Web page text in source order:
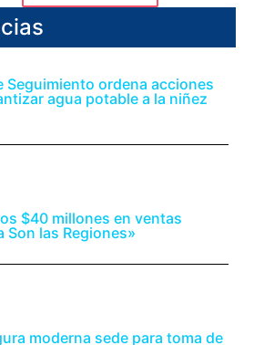
Seguimiento ordena acciones
agua potable a la niñez
$40 millones en ventas
las Regiones»
moderna sede para toma de